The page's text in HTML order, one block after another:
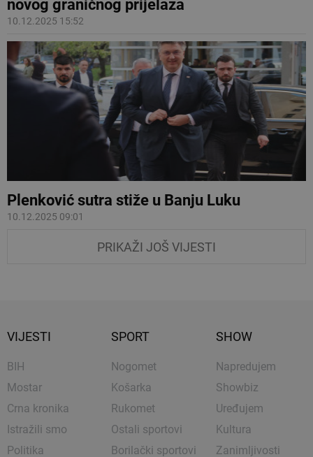
novog graničnog prijelaza
10.12.2025 15:52
Plenković sutra stiže u Banju Luku
10.12.2025 09:01
PRIKAŽI JOŠ VIJESTI
VIJESTI
BIH
Mostar
Crna kronika
Istražili smo
Politika
SPORT
Nogomet
Košarka
Rukomet
Ostali sportovi
Borilački sportovi
SHOW
Napredujem
Showbiz
Uređujem
Kultura
Zanimljivosti